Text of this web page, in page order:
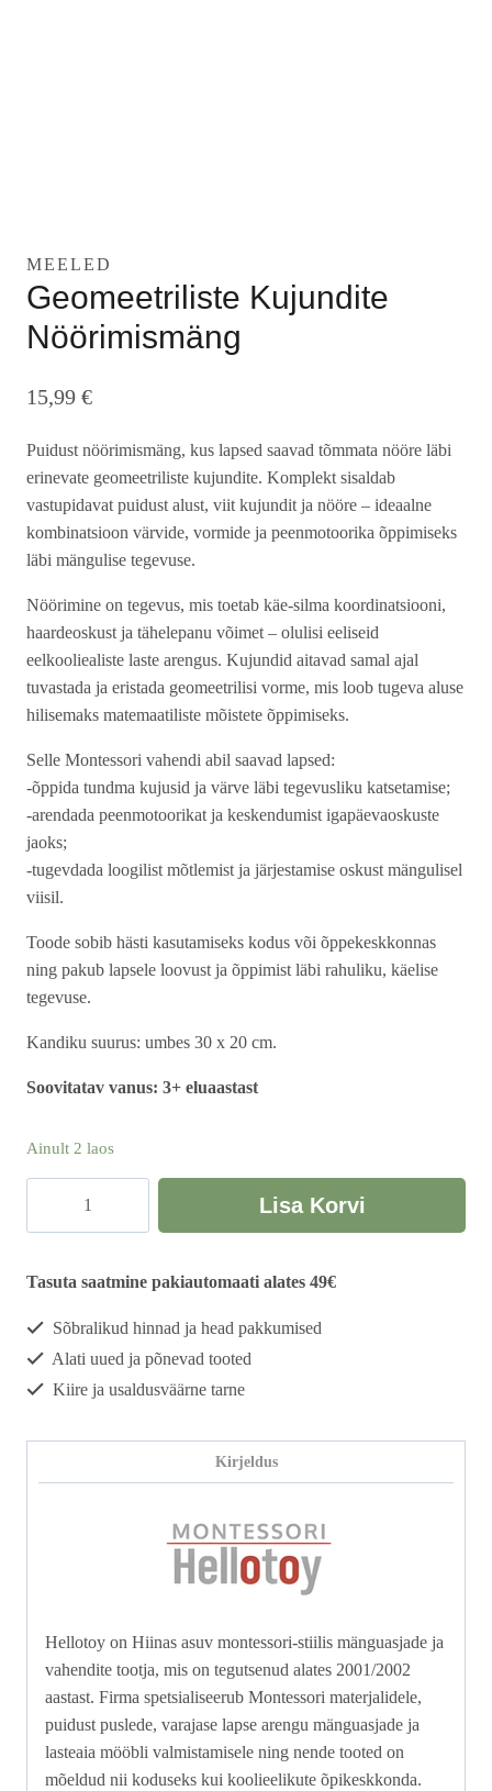
MEELED
Geomeetriliste Kujundite
Nöörimismäng
15,99 €
Puidust nöörimismäng, kus lapsed saavad tõmmata nööre läbi
erinevate geomeetriliste kujundite. Komplekt sisaldab
vastupidavat puidust alust, viit kujundit ja nööre – ideaalne
kombinatsioon värvide, vormide ja peenmotoorika õppimiseks
läbi mängulise tegevuse.
Nöörimine on tegevus, mis toetab käe-silma koordinatsiooni,
haardeoskust ja tähelepanu võimet – olulisi eeliseid
eelkooliealiste laste arengus. Kujundid aitavad samal ajal
tuvastada ja eristada geomeetrilisi vorme, mis loob tugeva aluse
hilisemaks matemaatiliste mõistete õppimiseks.
Selle Montessori vahendi abil saavad lapsed:
-õppida tundma kujusid ja värve läbi tegevusliku katsetamise;
-arendada peenmotoorikat ja keskendumist igapäevaoskuste
jaoks;
-tugevdada loogilist mõtlemist ja järjestamise oskust mängulisel
viisil.
Toode sobib hästi kasutamiseks kodus või õppekeskkonnas
ning pakub lapsele loovust ja õppimist läbi rahuliku, käelise
tegevuse.
Kandiku suurus: umbes 30 x 20 cm.
Soovitatav vanus: 3+ eluaastast
Ainult 2 laos
kogus
Lisa Korvi
Tasuta saatmine pakiautomaati alates 49€
Sõbralikud hinnad ja head pakkumised
Alati uued ja põnevad tooted
Kiire ja usaldusväärne tarne
Kirjeldus
Hellotoy on Hiinas asuv montessori‑stiilis mänguasjade ja
vahendite tootja, mis on tegutsenud alates 2001/2002
aastast. Firma spetsialiseerub Montessori materjalidele,
puidust puslede, varajase lapse arengu mänguasjade ja
lasteaia mööbli valmistamisele ning nende tooted on
mõeldud nii koduseks kui koolieelikute õpikeskkonda.